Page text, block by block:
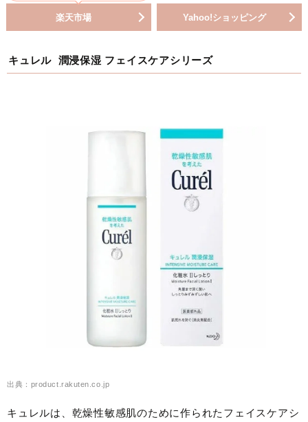
楽天市場 Yahoo!ショッピング
キュレル 潤浸保湿 フェイスケアシリーズ
出典：product.rakuten.co.jp
キュレルは、乾燥性敏感肌のために作られたフェイスケアシ